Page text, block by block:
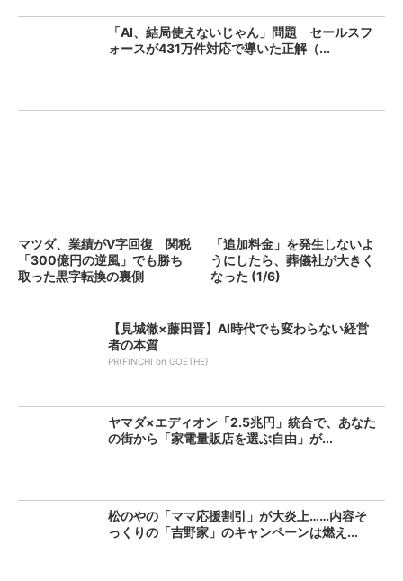
「AI、結局使えないじゃん」問題 セールスフ
ォースが431万件対応で導いた正解（...
マツダ、業績がV字回復 関税
「300億円の逆風」でも勝ち
取った黒字転換の裏側
「追加料金」を発生しないよ
うにしたら、葬儀社が大きく
なった (1/6)
【見城徹×藤田晋】AI時代でも変わらない経営
者の本質
PR(FINCHI on GOETHE)
ヤマダ×エディオン「2.5兆円」統合で、あなた
の街から「家電量販店を選ぶ自由」が...
松のやの「ママ応援割引」が大炎上……内容そ
っくりの「吉野家」のキャンペーンは燃え...